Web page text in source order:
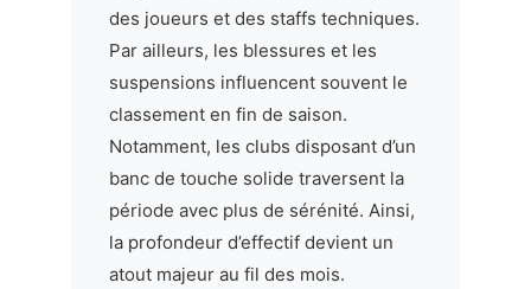
des joueurs et des staffs techniques.
Par ailleurs, les blessures et les
suspensions influencent souvent le
classement en fin de saison.
Notamment, les clubs disposant d’un
banc de touche solide traversent la
période avec plus de sérénité. Ainsi,
la profondeur d’effectif devient un
atout majeur au fil des mois.